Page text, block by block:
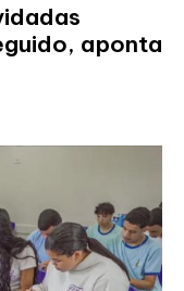
aponta